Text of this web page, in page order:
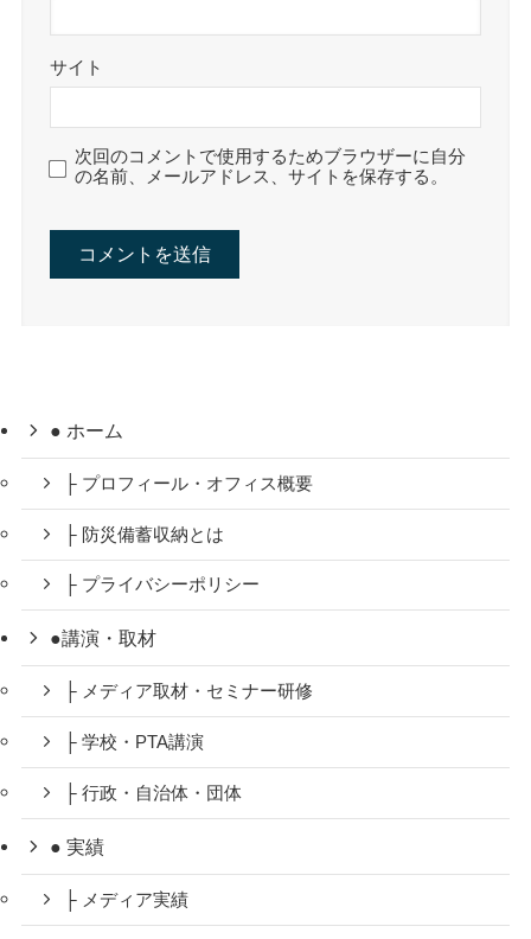
サイト
次回のコメントで使用するためブラウザーに自分
の名前、メールアドレス、サイトを保存する。
● ホーム
├ プロフィール・オフィス概要
├ 防災備蓄収納とは
├ プライバシーポリシー
●講演・取材
├ メディア取材・セミナー研修
├ 学校・PTA講演
├ 行政・自治体・団体
● 実績
├ メディア実績